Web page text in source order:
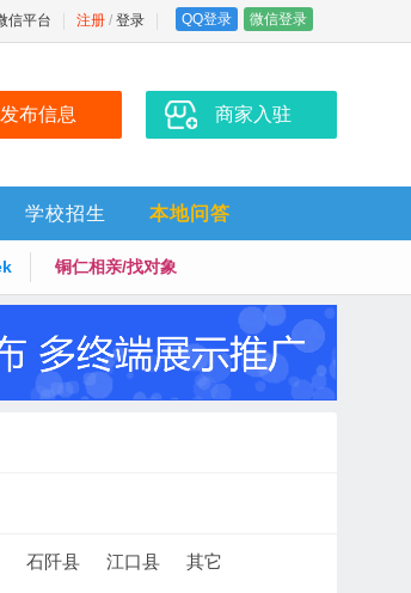
注册 / 登录 QQ登录 微信登录
信平台
发布信息 商家入驻
学校招生 本地问答
铜仁相亲/找对象
石阡县 江口县 其它